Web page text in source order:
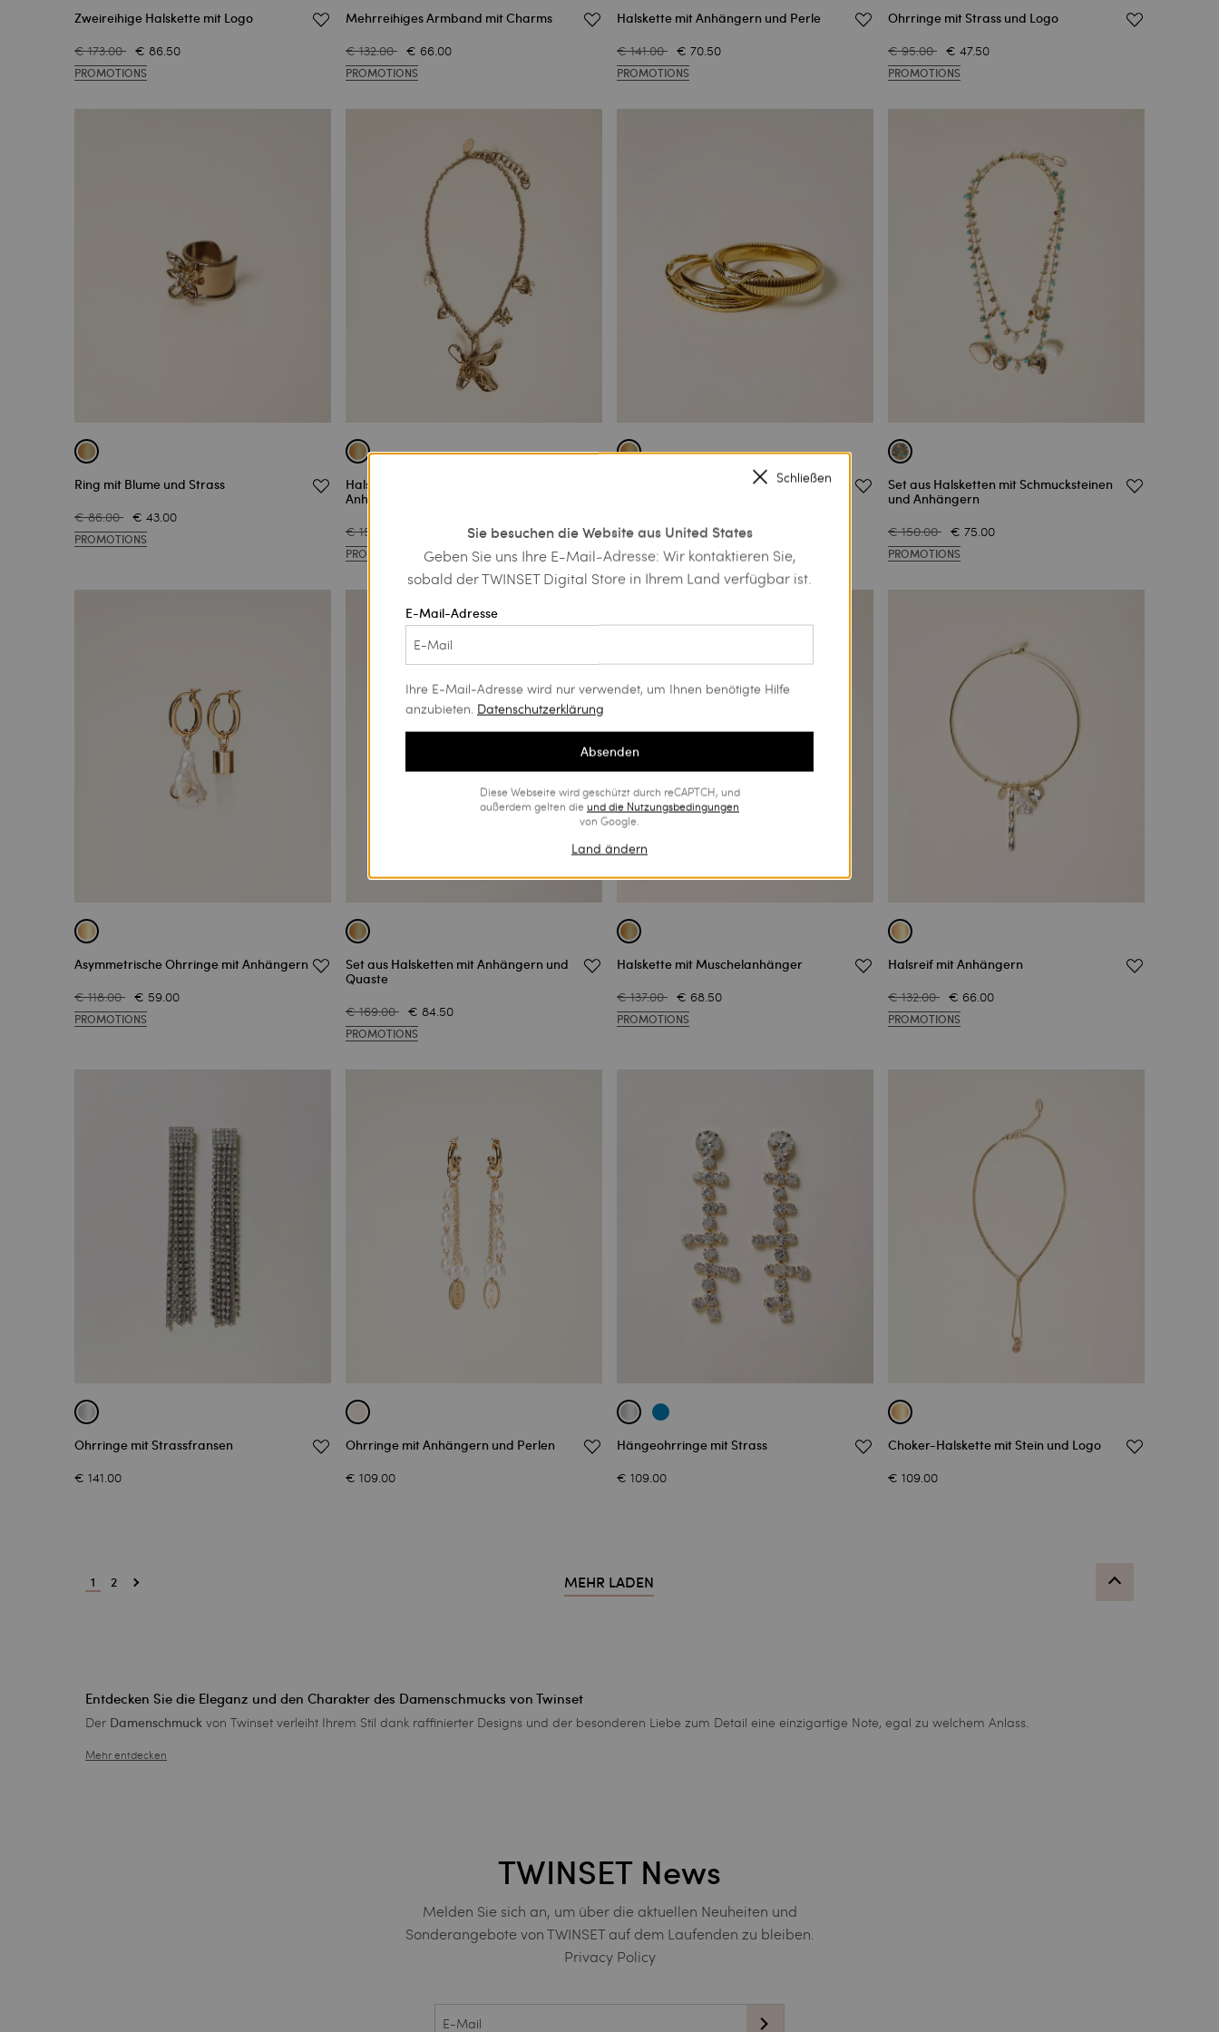
Zweireihige Halskette mit Logo
€ 173.00 € 86.50
PROMOTIONS
Mehrreihiges Armband mit Charms
€ 132.00 € 66.00
PROMOTIONS
Halskette mit Anhängern und Perle
€ 141.00 € 70.50
PROMOTIONS
Ohrringe mit Strass und Logo
€ 95.00 € 47.50
PROMOTIONS
Ring mit Blume und Strass
€ 86.00 € 43.00
PROMOTIONS
Halskette mit Maxiblume und
Anhängern
€ 159.00
PROMOTIONS
Armbänder-Set mit Logo
PROMOTIONS
Set aus Halsketten mit Schmucksteinen
und Anhängern
€ 150.00 € 75.00
PROMOTIONS
Asymmetrische Ohrringe mit Anhängern
€ 118.00 € 59.00
PROMOTIONS
Set aus Halsketten mit Anhängern und
Quaste
€ 169.00 € 84.50
PROMOTIONS
Halskette mit Muschelanhänger
€ 137.00 € 68.50
PROMOTIONS
Halsreif mit Anhängern
€ 132.00 € 66.00
PROMOTIONS
Ohrringe mit Strassfransen
€ 141.00
Ohrringe mit Anhängern und Perlen
€ 109.00
Hängeohrringe mit Strass
€ 109.00
Choker-Halskette mit Stein und Logo
€ 109.00
1 2 MEHR LADEN
Entdecken Sie die Eleganz und den Charakter des Damenschmucks von Twinset
Der Damenschmuck von Twinset verleiht Ihrem Stil dank raffinierter Designs und der besonderen Liebe zum Detail eine einzigartige Note, egal zu welchem Anlass.
Mehr entdecken
TWINSET News
Melden Sie sich an, um über die aktuellen Neuheiten und
Sonderangebote von TWINSET auf dem Laufenden zu bleiben.
Privacy Policy
Schließen
Sie besuchen die Website aus United States
Geben Sie uns Ihre E-Mail-Adresse: Wir kontaktieren Sie,
sobald der TWINSET Digital Store in Ihrem Land verfügbar ist.
E-Mail-Adresse
Ihre E-Mail-Adresse wird nur verwendet, um Ihnen benötigte Hilfe
anzubieten. Datenschutzerklärung
Absenden
Diese Webseite wird geschützt durch reCAPTCH, und
außerdem gelten die und die Nutzungsbedingungen
von Google.
Land ändern